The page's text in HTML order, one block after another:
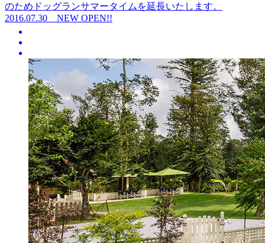
のためドッグランサマータイムを延長いたします。
2016.07.30 NEW OPEN!!